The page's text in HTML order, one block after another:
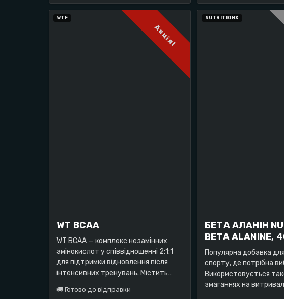
Акція!
WTF
WT BCAA
WT BCAA — комплекс незамінних
амінокислот у співвідношенні 2:1:1
для підтримки відновлення після
інтенсивних тренувань. Містить
зручний формат капсул для
🚚 Готово до відправки
NUTRITIONX
БЕТА АЛАНІН
BETA ALANINE,
Популярна добавка
спорту, де потрібна
Використовується
змаганнях на